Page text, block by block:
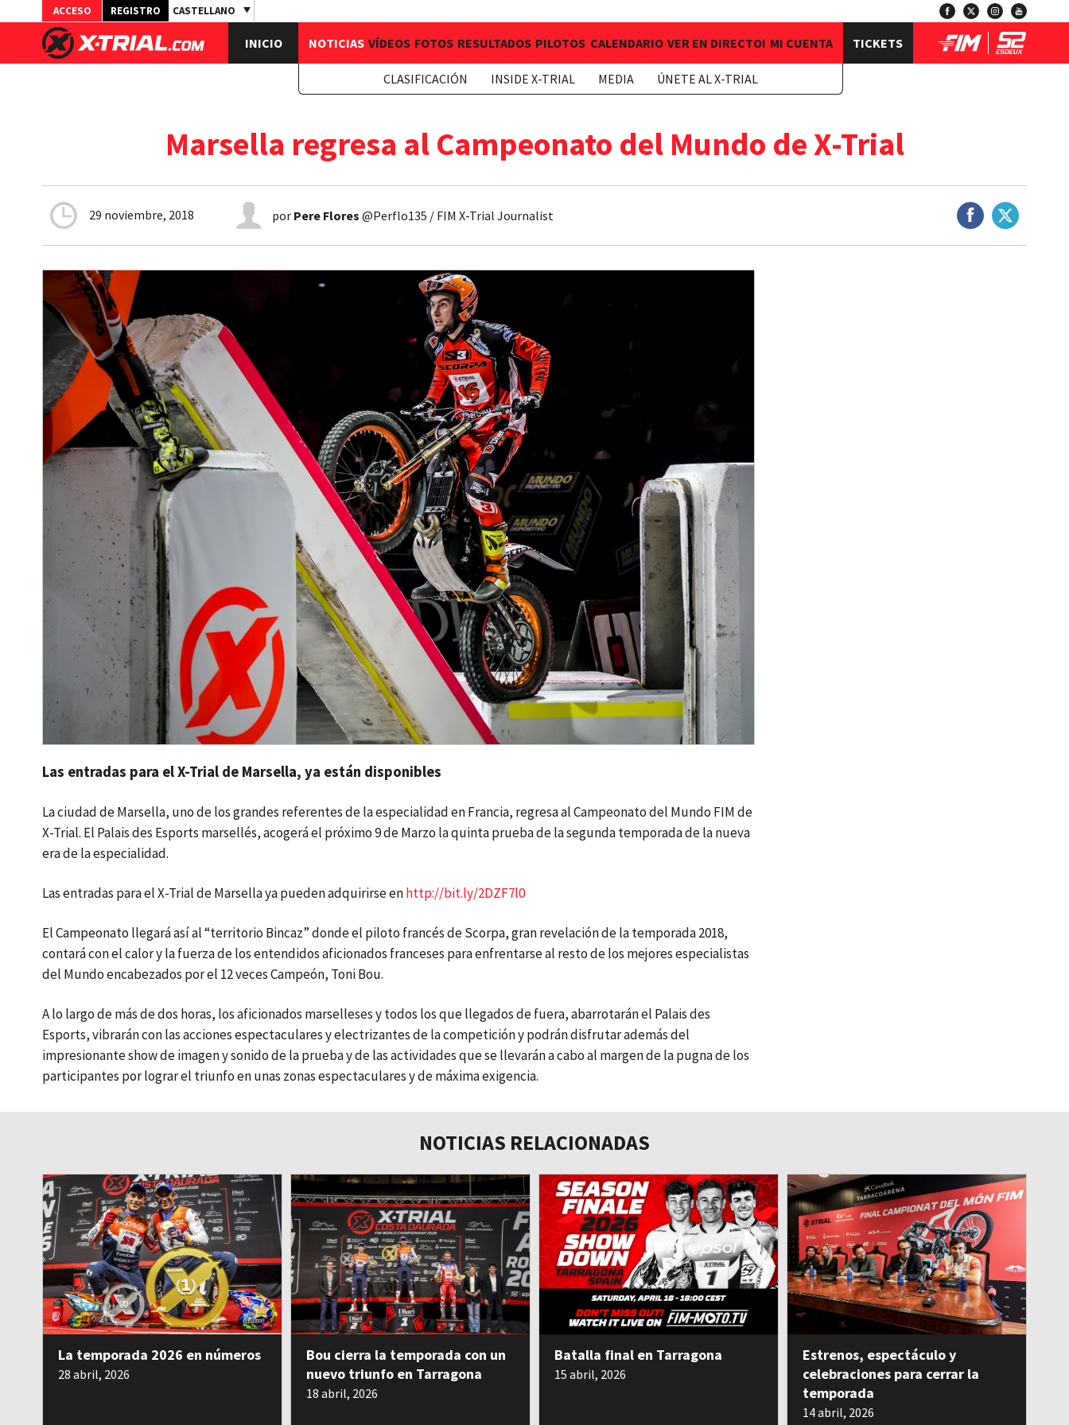
ACCESO REGISTRO CASTELLANO
INICIO NOTICIAS VÍDEOS FOTOS RESULTADOS PILOTOS CALENDARIO VER EN DIRECTO! MI CUENTA
CLASIFICACIÓN INSIDE X-TRIAL MEDIA ÚNETE AL X-TRIAL
TICKETS
Marsella regresa al Campeonato del Mundo de X-Trial
29 noviembre, 2018 por Pere Flores @Perflo135 / FIM X-Trial Journalist
Las entradas para el X-Trial de Marsella, ya están disponibles
La ciudad de Marsella, uno de los grandes referentes de la especialidad en Francia, regresa al Campeonato del Mundo FIM de
X-Trial. El Palais des Esports marsellés, acogerá el próximo 9 de Marzo la quinta prueba de la segunda temporada de la nueva
era de la especialidad.
Las entradas para el X-Trial de Marsella ya pueden adquirirse enhttp://bit.ly/2DZF7l0
El Campeonato llegará así al “territorio Bincaz” donde el piloto francés de Scorpa, gran revelación de la temporada 2018,
contará con el calor y la fuerza de los entendidos aficionados franceses para enfrentarse al resto de los mejores especialistas
del Mundo encabezados por el 12 veces Campeón, Toni Bou.
A lo largo de más de dos horas, los aficionados marselleses y todos los que llegados de fuera, abarrotarán el Palais des
Esports, vibrarán con las acciones espectaculares y electrizantes de la competición y podrán disfrutar además del
impresionante show de imagen y sonido de la prueba y de las actividades que se llevarán a cabo al margen de la pugna de los
participantes por lograr el triunfo en unas zonas espectaculares y de máxima exigencia.
NOTICIAS RELACIONADAS
La temporada 2026 en números
28 abril, 2026
Bou cierra la temporada con un
nuevo triunfo en Tarragona
18 abril, 2026
Batalla final en Tarragona
15 abril, 2026
Estrenos, espectáculo y
celebraciones para cerrar la
temporada
14 abril, 2026